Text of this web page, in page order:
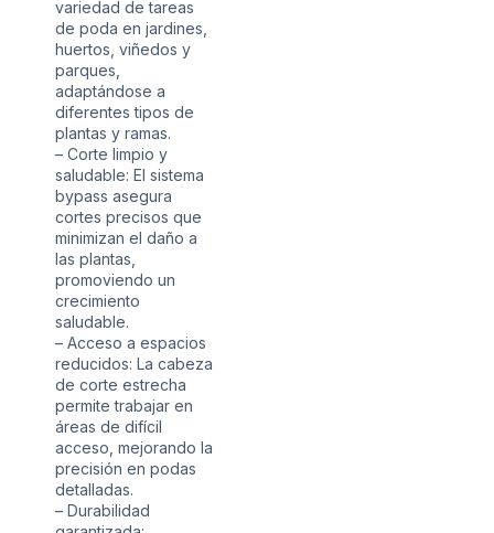
variedad de tareas
de poda en jardines,
huertos, viñedos y
parques,
adaptándose a
diferentes tipos de
plantas y ramas.
– Corte limpio y
saludable: El sistema
bypass asegura
cortes precisos que
minimizan el daño a
las plantas,
promoviendo un
crecimiento
saludable.
– Acceso a espacios
reducidos: La cabeza
de corte estrecha
permite trabajar en
áreas de difícil
acceso, mejorando la
precisión en podas
detalladas.
– Durabilidad